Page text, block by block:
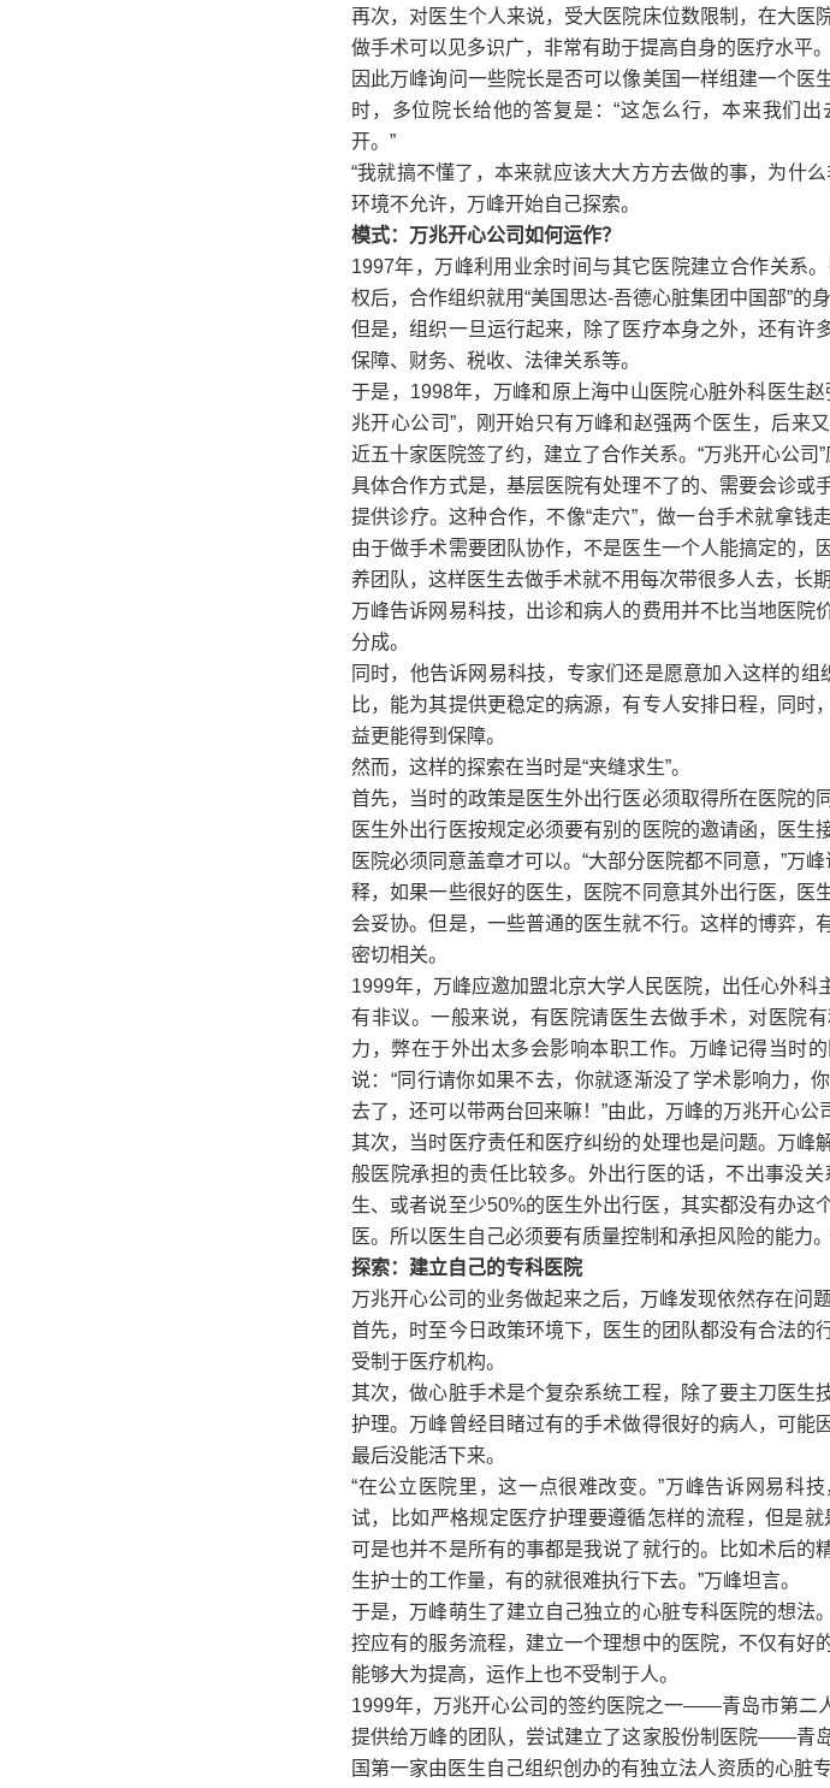
再次，对医生个人来说，受大医院床位数限制，在大医
做手术可以见多识广，非常有助于提高自身的医疗水平。
因此万峰询问一些院长是否可以像美国一样组建一个医
时，多位院长给他的答复是：“这怎么行，本来我们
开。”
“我就搞不懂了，本来就应该大大方方去做的事，为什
环境不允许，万峰开始自己探索。
模式：万兆开心公司如何运作？
1997年，万峰利用业余时间与其它医院建立合作关系
权后，合作组织就用“美国思达-吾德心脏集团中国部”的
但是，组织一旦运行起来，除了医疗本身之外，还有许
保障、财务、税收、法律关系等。
于是，1998年，万峰和原上海中山医院心脏外科医生
兆开心公司”，刚开始只有万峰和赵强两个医生，后来
近五十家医院签了约，建立了合作关系。“万兆开心公司”
具体合作方式是，基层医院有处理不了的、需要会诊或
提供诊疗。这种合作，不像“走穴”，做一台手术就拿钱
由于做手术需要团队协作，不是医生一个人能搞定的，
养团队，这样医生去做手术就不用每次带很多人去，长
万峰告诉网易科技，出诊和病人的费用并不比当地医院
分成。
同时，他告诉网易科技，专家们还是愿意加入这样的组
比，能为其提供更稳定的病源，有专人安排日程，同时
益更能得到保障。
然而，这样的探索在当时是“夹缝求生”。
首先，当时的政策是医生外出行医必须取得所在医院的
医生外出行医按规定必须要有别的医院的邀请函，医生
医院必须同意盖章才可以。“大部分医院都不同意，”万
释，如果一些很好的医生，医院不同意其外出行医，医
会妥协。但是，一些普通的医生就不行。这样的博弈，
密切相关。
1999年，万峰应邀加盟北京大学人民医院，出任心外科
有非议。一般来说，有医院请医生去做手术，对医院
力，弊在于外出太多会影响本职工作。万峰记得当时
说：“同行请你如果不去，你就逐渐没了学术影响力，
去了，还可以带两台回来嘛！”由此，万峰的万兆开心公
其次，当时医疗责任和医疗纠纷的处理也是问题。万峰
般医院承担的责任比较多。外出行医的话，不出事没
生、或者说至少50%的医生外出行医，其实都没有办这
医。所以医生自己必须要有质量控制和承担风险的能力
探索：建立自己的专科医院
万兆开心公司的业务做起来之后，万峰发现依然存在问题
首先，时至今日政策环境下，医生的团队都没有合法的
受制于医疗机构。
其次，做心脏手术是个复杂系统工程，除了要主刀医生
护理。万峰曾经目睹过有的手术做得很好的病人，可能
最后没能活下来。
“在公立医院里，这一点很难改变。”万峰告诉网易科
试，比如严格规定医疗护理要遵循怎样的流程，但是就
可是也并不是所有的事都是我说了就行的。比如术后的
生护士的工作量，有的就很难执行下去。”万峰坦言。
于是，万峰萌生了建立自己独立的心脏专科医院的想法
控应有的服务流程，建立一个理想中的医院，不仅有好
能够大为提高，运作上也不受制于人。
1999年，万兆开心公司的签约医院之一――青岛市第二
提供给万峰的团队，尝试建立了这家股份制医院――青
国第一家由医生自己组织创办的有独立法人资质的心脏专